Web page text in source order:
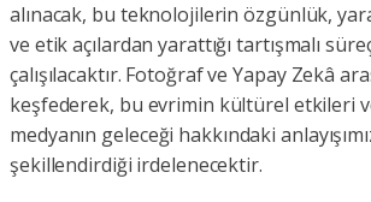
alınacak, bu teknolojilerin özgünlük,
ve etik açılardan yarattığı tartışmalı
çalışılacaktır. Fotoğraf ve Yapay Zekâ
keşfederek, bu evrimin kültürel etkileri
medyanın geleceği hakkındaki
şekillendirdiği irdelenecektir.